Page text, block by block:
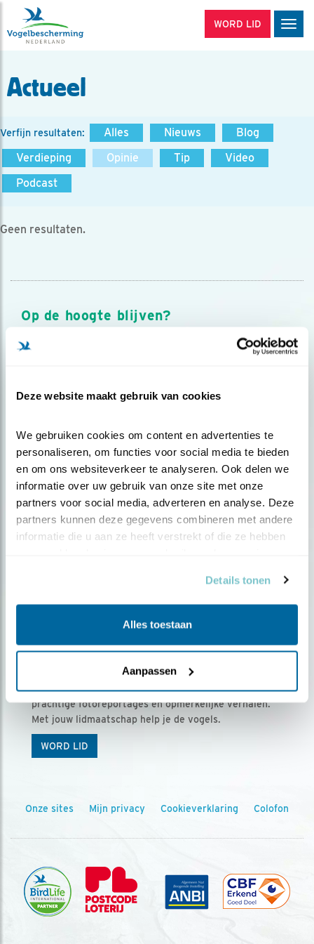
Deze website maakt gebruik van cookies
We gebruiken cookies om content en advertenties te
personaliseren, om functies voor social media te bieden
en om ons websiteverkeer te analyseren. Ook delen we
informatie over uw gebruik van onze site met onze
partners voor social media, adverteren en analyse. Deze
partners kunnen deze gegevens combineren met andere
informatie die u aan ze heeft verstrekt of die ze hebben
Details tonen
Alles toestaan
Aanpassen
WORD LID
Actueel
Verfijn resultaten: Alles Nieuws
Blog
Verdieping
Opinie Tip
Video
Podcast
Geen resultaten.
Op de hoogte blijven?
Meld je aan en ontvang nieuws, inspiratie, acties en tips
over vogels en activiteiten van Vogelbescherming.
Ontvang 5 x Vogels voor € 36,00 per jaar
Vogels is het tijdschrift voor onze leden, met
prachtige fotoreportages en opmerkelijke verhalen.
Met jouw lidmaatschap help je de vogels.
WORD LID
Onze sites Mijn privacy Cookieverklaring Colofon